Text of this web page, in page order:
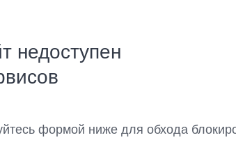
недоступен
формой ниже для обхода